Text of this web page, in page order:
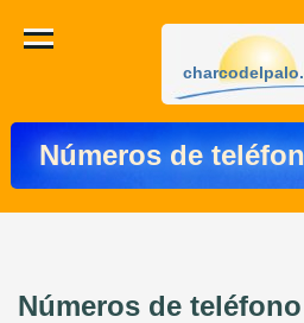
Números de
Números de